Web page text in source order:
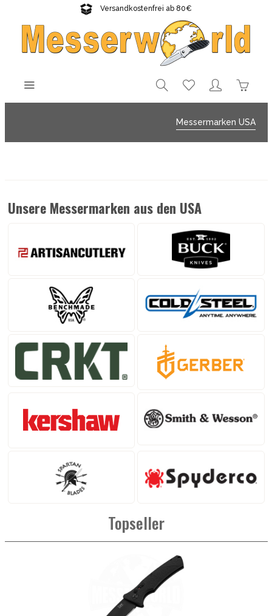
Versandkostenfrei ab 80€
Gratisversand sichern!
Messermarken USA
Unsere Messermarken aus den USA
Topseller